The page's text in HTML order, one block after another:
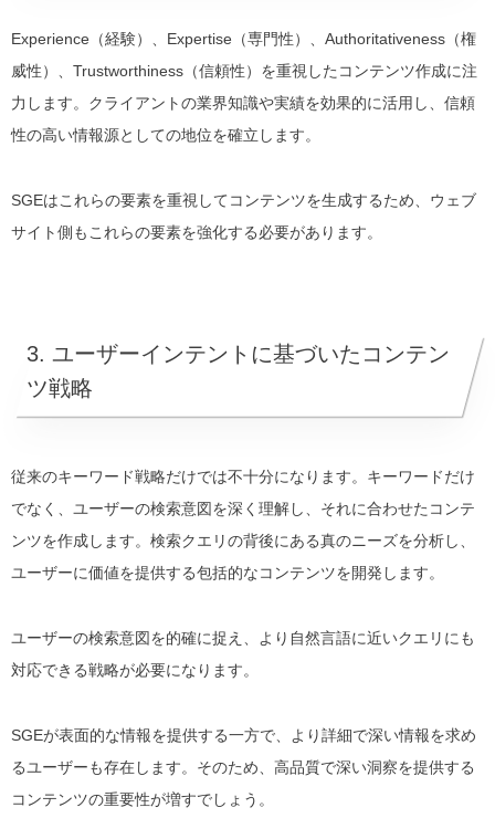
Experience（経験）、Expertise（専門性）、Authoritativeness（権
威性）、Trustworthiness（信頼性）を重視したコンテンツ作成に注
力します。クライアントの業界知識や実績を効果的に活用し、信頼
性の高い情報源としての地位を確立します。
SGEはこれらの要素を重視してコンテンツを生成するため、ウェブ
サイト側もこれらの要素を強化する必要があります。
3. ユーザーインテントに基づいたコンテン
ツ戦略
従来のキーワード戦略だけでは不十分になります。キーワードだけ
でなく、ユーザーの検索意図を深く理解し、それに合わせたコンテ
ンツを作成します。検索クエリの背後にある真のニーズを分析し、
ユーザーに価値を提供する包括的なコンテンツを開発します。
ユーザーの検索意図を的確に捉え、より自然言語に近いクエリにも
対応できる戦略が必要になります。
SGEが表面的な情報を提供する一方で、より詳細で深い情報を求め
るユーザーも存在します。そのため、高品質で深い洞察を提供する
コンテンツの重要性が増すでしょう。